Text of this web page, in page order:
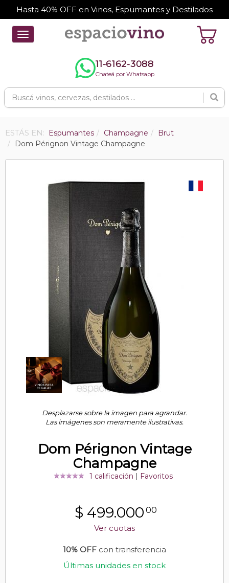
Hasta 40% OFF en Vinos, Espumantes y Destilados
Toggle
navigation
11-6162-3088
Chateá por Whatsapp
ESTÁS EN: Espumantes Champagne
Brut
Dom Pérignon Vintage Champagne
Desplazarse sobre la imagen para agrandar.
Las imágenes son meramente ilustrativas.
Dom Pérignon Vintage
Champagne
1 calificación Favoritos
$ 499.000 00
Ver cuotas
10% OFF con transferencia
Últimas unidades en stock